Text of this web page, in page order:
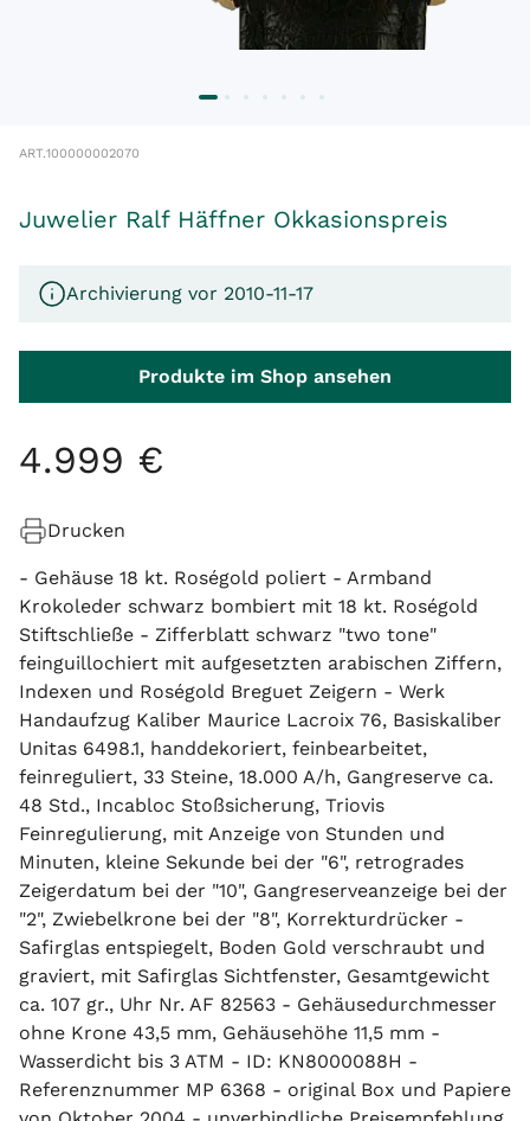
ART.100000002070
Juwelier Ralf Häffner Okkasionspreis
Archivierung vor 2010-11-17
Produkte im Shop ansehen
4.999 €
Drucken
- Gehäuse 18 kt. Roségold poliert - Armband
Krokoleder schwarz bombiert mit 18 kt. Roségold
Stiftschließe - Zifferblatt schwarz "two tone"
feinguillochiert mit aufgesetzten arabischen Ziffern,
Indexen und Roségold Breguet Zeigern - Werk
Handaufzug Kaliber Maurice Lacroix 76, Basiskaliber
Unitas 6498.1, handdekoriert, feinbearbeitet,
feinreguliert, 33 Steine, 18.000 A/h, Gangreserve ca.
48 Std., Incabloc Stoßsicherung, Triovis
Feinregulierung, mit Anzeige von Stunden und
Minuten, kleine Sekunde bei der "6", retrogrades
Zeigerdatum bei der "10", Gangreserveanzeige bei der
"2", Zwiebelkrone bei der "8", Korrekturdrücker -
Safirglas entspiegelt, Boden Gold verschraubt und
graviert, mit Safirglas Sichtfenster, Gesamtgewicht
ca. 107 gr., Uhr Nr. AF 82563 - Gehäusedurchmesser
ohne Krone 43,5 mm, Gehäusehöhe 11,5 mm -
Wasserdicht bis 3 ATM - ID: KN8000088H -
Referenznummer MP 6368 - original Box und Papiere